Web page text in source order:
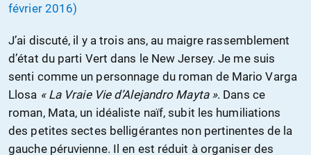
février 2016)
J’ai discuté, il y a trois ans, au maigre rassemblement
d’état du parti Vert dans le New Jersey. Je me suis
senti comme un personnage du roman de Mario Varga
Llosa « La Vraie Vie d’Alejandro Mayta ». Dans ce
roman, Mata, un idéaliste naïf, subit les humiliations
des petites sectes belligérantes non pertinentes de la
gauche péruvienne. Il en est réduit à organiser des